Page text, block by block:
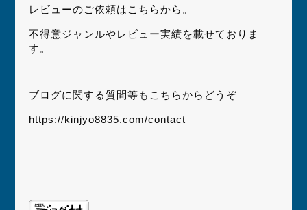
レビューのご依頼はこちらから。
不得意ジャンルやレビュー実績を載せておりま
す。
ブログに関する質問等もこちらからどうぞ
https://kinjyo8835.com/contact